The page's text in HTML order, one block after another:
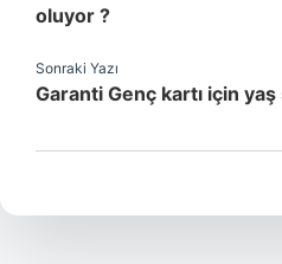
oluyor ?
Sonraki Yazı
Garanti Genç kartı için yaş